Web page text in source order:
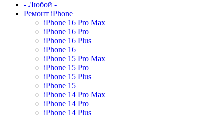
- Любой -
Ремонт iPhone
iPhone 16 Pro Max
iPhone 16 Pro
iPhone 16 Plus
iPhone 16
iPhone 15 Pro Max
iPhone 15 Pro
iPhone 15 Plus
iPhone 15
iPhone 14 Pro Max
iPhone 14 Pro
iPhone 14 Plus